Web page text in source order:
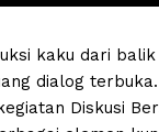
kaku dari
dialog
Diskusi